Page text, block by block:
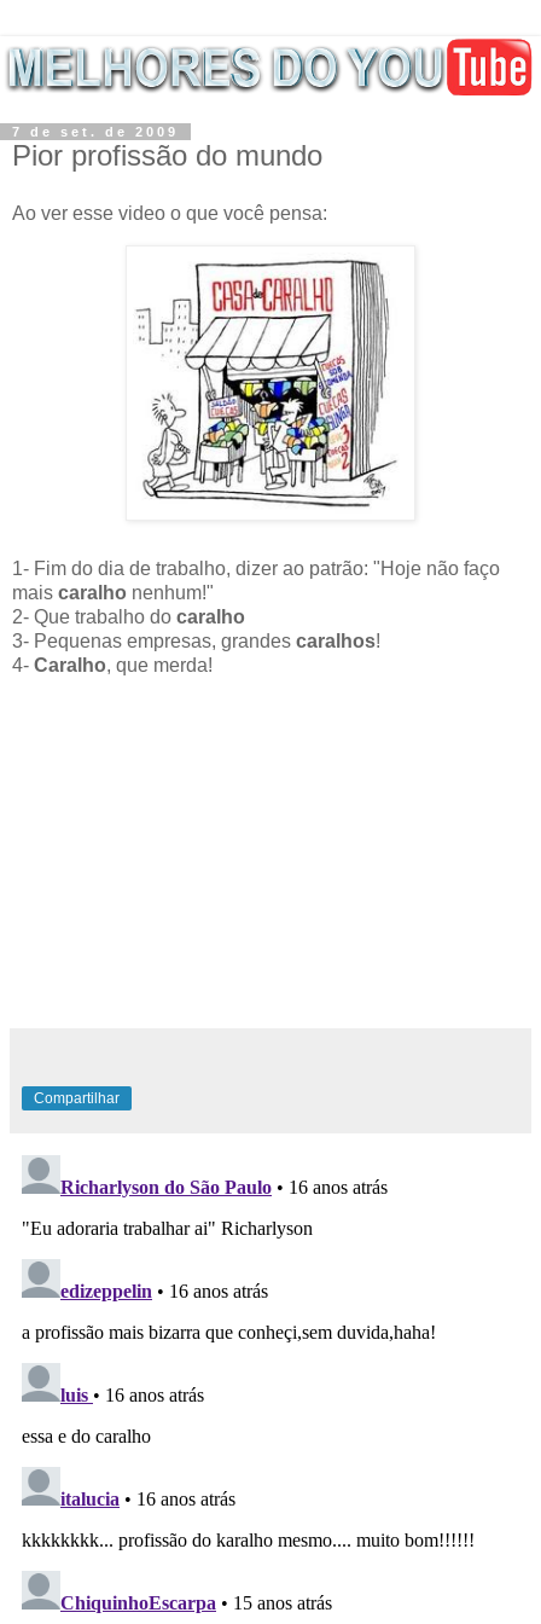
7 de set. de 2009
Pior profissão do mundo
Ao ver esse video o que você pensa:
1- Fim do dia de trabalho, dizer ao patrão: "Hoje não faço
mais caralho nenhum!"
2- Que trabalho do caralho
3- Pequenas empresas, grandes caralhos!
4- Caralho, que merda!
Compartilhar